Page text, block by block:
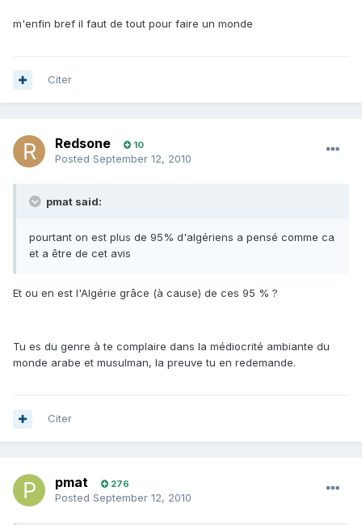
m'enfin bref il faut de tout pour faire un monde
Citer
Redsone 10
Posted September 12, 2010
pmat said:
pourtant on est plus de 95% d'algériens a pensé comme ca
et a être de cet avis
Et ou en est l'Algérie grâce (à cause) de ces 95 % ?
Tu es du genre à te complaire dans la médiocrité ambiante du
monde arabe et musulman, la preuve tu en redemande.
Citer
pmat 276
Posted September 12, 2010